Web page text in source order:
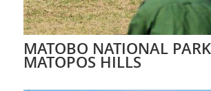
MATOBO NATIONAL
MATOPOS HILLS